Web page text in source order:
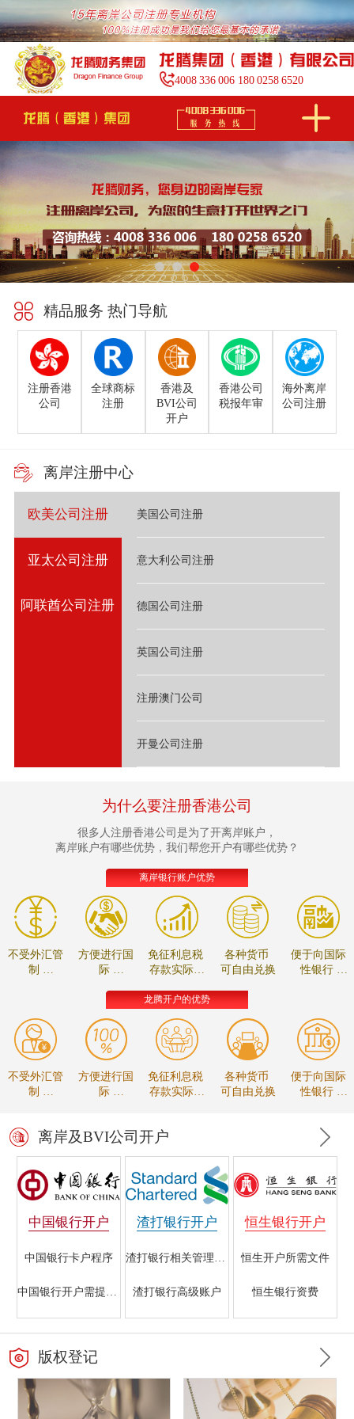
4008 336 006 180 0258 6520
精品服务 热门导航
注册香港
公司
全球商标
注册
香港及
BVI公司
开户
香港公司
税报年审
海外离岸
公司注册
离岸注册中心
欧美公司注册
亚太公司注册
阿联酋公司注册
美国公司注册
意大利公司注册
德国公司注册
英国公司注册
注册澳门公司
开曼公司注册
为什么要注册香港公司
很多人注册香港公司是为了开离岸账户，
离岸账户有哪些优势，我们帮您开户有哪些优势？
离岸银行账户优势
不受外汇管
制
方便进行国
际
结算
免征利息税
存款实际收
各种货币
可自由兑换
便于向国际
性银行
龙腾开户的优势
不受外汇管
制
方便进行国
际
免征利息税
存款实际收
各种货币
可自由兑换
便于向国际
性银行
离岸及BVI公司开户
中国银行开户
中国银行卡户程序
中国银行开户需提交的文件
中国银行不同帐户所需材料
渣打银行开户
渣打银行相关管理规定
渣打银行高级账户
渣打银行离岸账户开户条件
恒生银行开户
恒生开户所需文件
恒生银行资费
恒生银行的开户条件
香港恒生银行与国内银行开户的区别
版权登记